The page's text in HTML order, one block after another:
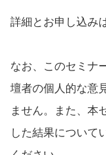
詳細とお申し込み
なお、このセミナ
壇者の個人的な意
ません。また、本
した結果について